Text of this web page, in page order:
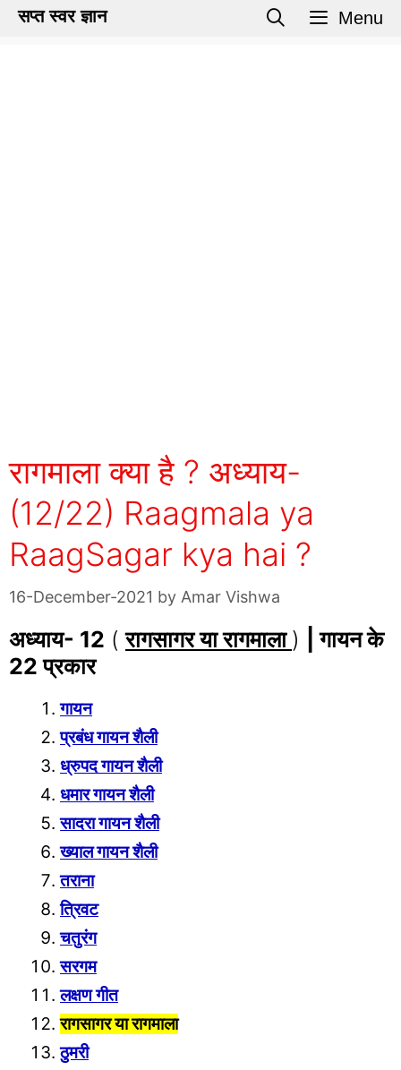
Skipसप्त स्वर ज्ञान Menu
रागमाला क्या है ? अध्याय-
(12/22) Raagmala ya
RaagSagar kya hai ?
16-December-2021 by Amar Vishwa
अध्याय- 12 (रागसागर या रागमाला ) |गायन के
22 प्रकार
गायन
प्रबंध गायन शैली
ध्रुपद गायन शैली
धमार गायन शैली
सादरा गायन शैली
ख्याल गायन शैली
तराना
त्रिवट
चतुरंग
सरगम
लक्षण गीत
रागसागर या रागमाला
ठुमरी